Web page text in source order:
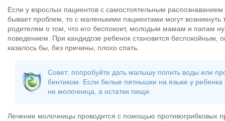
Если у взрослых пациентов с самостоятельным
бывает проблем, то с маленькими пациентами могут
родителям о том, что его беспокоит, молодым мамам и папам
поведением. При кандидозе ребенок становится беспокойным,
казалось бы, без причины, плохо спать.
Совет: попробуйте дать малышу попить воды или
бинтиком. Если белые пятнышки на языке у ребенка
не молочница, а остатки пищи.
Лечение молочницы проводится с помощью противогрибковых